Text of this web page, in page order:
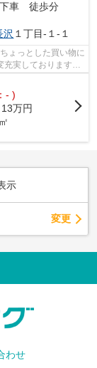
下車 徒歩分
沢 １丁目-１-１
ょっとした買い物に
充実しております。
- )
13万円
示
変更
わせ